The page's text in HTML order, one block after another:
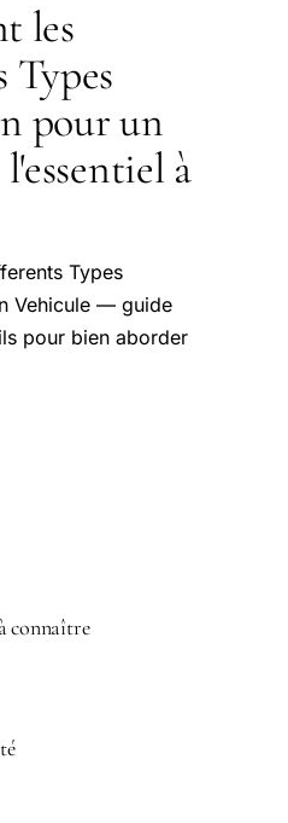
les
pour un
à
Types
Vehicule — guide
pour bien aborder
connaître